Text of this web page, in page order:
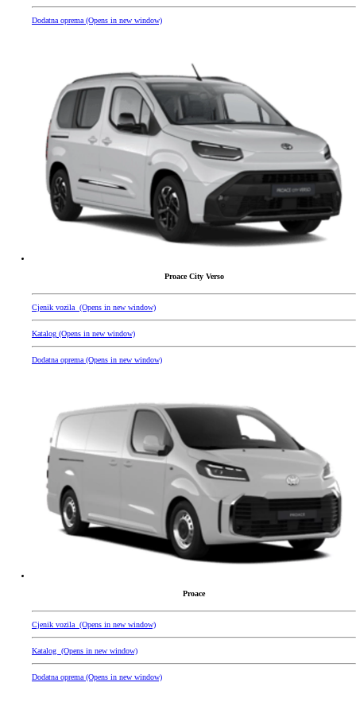
Dodatna oprema(Opens in new window)
Proace City Verso
Cjenik vozila (Opens in new window)
Katalog (Opens in new window)
Dodatna oprema (Opens in new window)
Proace
Cjenik vozila (Opens in new window)
Katalog (Opens in new window)
Dodatna oprema(Opens in new window)